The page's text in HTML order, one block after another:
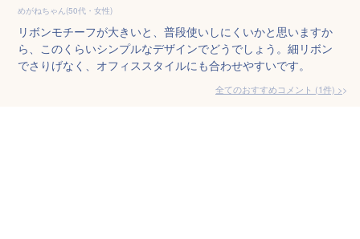
めがねちゃん(50代・女性)
リボンモチーフが大きいと、普段使いしにくいかと思いますか
ら、このくらいシンプルなデザインでどうでしょう。細リボン
でさりげなく、オフィススタイルにも合わせやすいです。
全てのおすすめコメント (1件) >